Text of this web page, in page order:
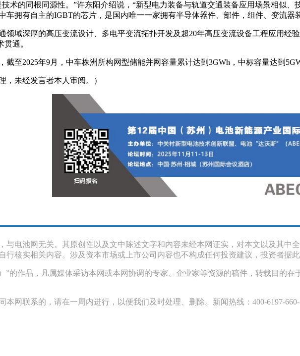
术的同根同源性。”许东阳介绍说，“新型电力装备与轨道交通装备应用场景相似
车拥有自主的IGBT的芯片，是国内唯一一家拥有半导体器件、部件，组件、变流器
领域深厚的高压变流设计、多电平变流拓扑开发及超20年高压变流设备工程应用经
通。
截至2025年9月，中车株洲所构网型储能并网容量累计达到3GWh，中标容量达到
，未经发言者本人审阅。）
与电池网无关。其原创性以及文中陈述文字和内容未经本网证实，对本文以及其中
行核实相关内容。涉及资本市场或上市公司内容也不构成任何投资建议，投资者据此
”的作品，凡属媒体采访本网或本网协调的专家、企业家等资源的稿件，转载目的
网联系的，请在一周内进行，以便我们及时处理、删除。新闻热线：400-6197-660-